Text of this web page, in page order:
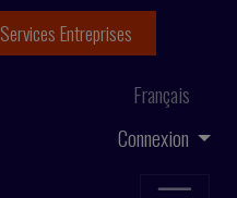
Connexion
Français
Services Entreprises